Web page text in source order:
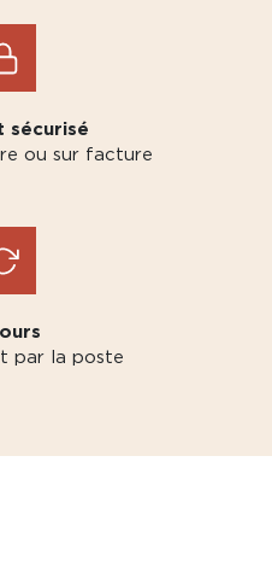
sécurisé
ou sur facture
par la poste